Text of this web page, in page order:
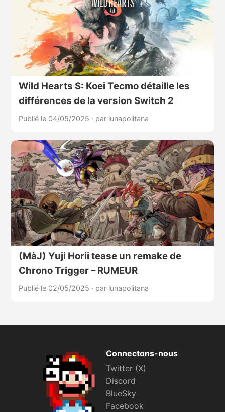
Wild Hearts S: Koei Tecmo détaille les
différences de la version Switch 2
Publié le 04/05/2025 · par lunapolitana
(MàJ) Yuji Horii tease un remake de
Chrono Trigger – RUMEUR
Publié le 02/05/2025 · par lunapolitana
Connectons-nous
Twitter (X)
Discord
BlueSky
Facebook